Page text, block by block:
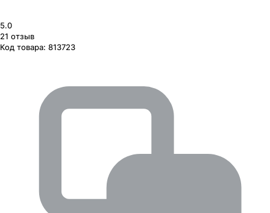
5.0
21 отзыв
Код товара: 813723